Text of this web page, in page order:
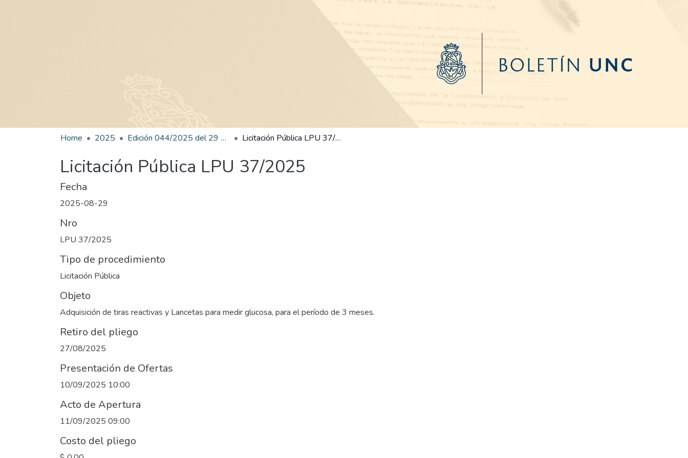
Home 2025 Edición 044/2025 del 29 de agosto de 2025 Licitación Pública LPU 37/2025
Licitación Pública LPU 37/2025
Fecha
2025-08-29
Nro
LPU 37/2025
Tipo de procedimiento
Licitación Pública
Objeto
Adquisición de tiras reactivas y Lancetas para medir glucosa, para el período de 3 meses.
Retiro del pliego
27/08/2025
Presentación de Ofertas
10/09/2025 10:00
Acto de Apertura
11/09/2025 09:00
Costo del pliego